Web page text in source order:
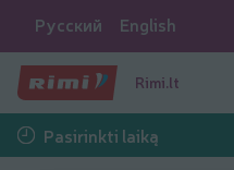
Русский English
Rimi.lt
Pasirinkti laiką